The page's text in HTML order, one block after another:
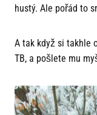
hustý. Ale pořád to
A tak když si takhle
TB, a pošlete mu